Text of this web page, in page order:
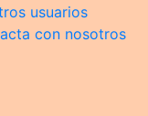
usuarios
con nosotros